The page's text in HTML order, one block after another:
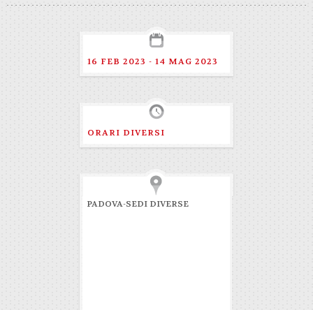
16 FEB 2023 - 14 MAG 2023
ORARI DIVERSI
PADOVA-SEDI DIVERSE